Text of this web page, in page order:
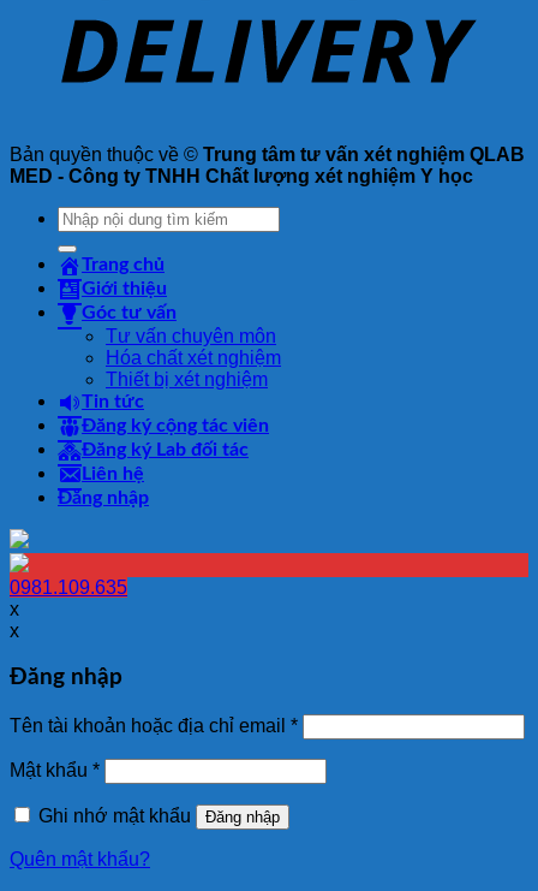
Bản quyền thuộc về © Trung tâm tư vấn xét nghiệm QLAB
MED - Công ty TNHH Chất lượng xét nghiệm Y học
Tìm
kiếm:
Trang chủ
Giới thiệu
Góc tư vấn
Tư vấn chuyên môn
Hóa chất xét nghiệm
Thiết bị xét nghiệm
Tin tức
Đăng ký cộng tác viên
Đăng ký Lab đối tác
Liên hệ
Đăng nhập
0981.109.635
x
x
Đăng nhập
Tên tài khoản hoặc địa chỉ email *
Mật khẩu *
Ghi nhớ mật khẩu Đăng nhập
Quên mật khẩu?